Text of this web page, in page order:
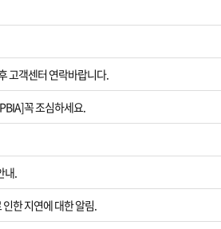
[택배
[모바
고객센터 연락바랍니다.
꼭 조심하세요.
내.
한 지연에 대한 알림.